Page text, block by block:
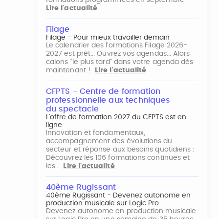
Lire l'actualité
Filage
Filage - Pour mieux travailler demain
Le calendrier des formations Filage 2026-
2027 est prêt... Ouvrez vos agendas... Alors
calons "le plus tard" dans votre agenda dès
maintenant !
Lire l'actualité
CFPTS - Centre de formation
professionnelle aux techniques
du spectacle
L’offre de formation 2027 du CFPTS est en
ligne
Innovation et fondamentaux,
accompagnement des évolutions du
secteur et réponse aux besoins quotidiens :
Découvrez les 106 formations continues et
les…
Lire l'actualité
40ème Rugissant
40ème Rugissant - Devenez autonome en
production musicale sur Logic Pro
Devenez autonome en production musicale